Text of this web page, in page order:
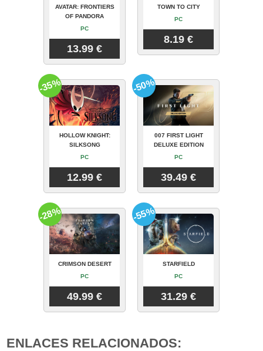
AVATAR: FRONTIERS
OF PANDORA
PC
13.99 €
TOWN TO CITY
PC
8.19 €
HOLLOW KNIGHT:
SILKSONG
PC
12.99 €
-35%
007 FIRST LIGHT
DELUXE EDITION
PC
39.49 €
-50%
CRIMSON DESERT
PC
49.99 €
-28%
STARFIELD
PC
31.29 €
-55%
ENLACES RELACIONADOS: